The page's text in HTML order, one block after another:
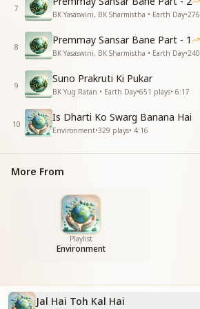
सोचो समझो भाई जिंदगानी बचाए
सोचो समझो भाई हम पानी बचाए
सोचो समझो भाई जिंदगानी बचाए
सोचो समझो भाई हम पानी बचाए
7
BK Yasaswini, BK Sharmistha • Earth Day•276
8
Premmay Sansar Bane Part - 1
BK Yasaswini, BK Sharmistha • Earth Day•240
9
Suno Prakruti Ki Pukar
BK Yug Ratan • Earth Day•651 plays• 6:17
10
Is Dharti Ko Swarg Banana Hai
Environment•329 plays• 4:16
More From
Playlist
Environment
Jal Hai Toh Kal Hai